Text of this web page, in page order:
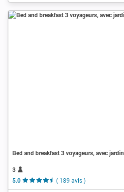
Bed and breakfast 3 voyageurs, avec jardin
3
5.0
( 189 avis )